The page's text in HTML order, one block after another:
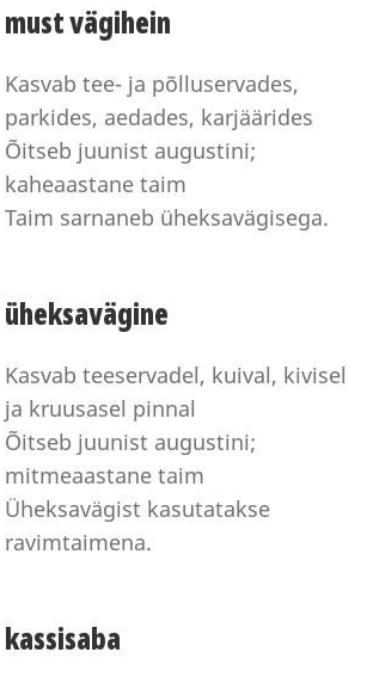
must vägihein
Kasvab tee- ja põlluservades,
parkides, aedades, karjäärides
Õitseb juunist augustini;
kaheaastane taim
Taim sarnaneb üheksavägisega.
üheksavägine
Kasvab teeservadel, kuival, kivisel
ja kruusasel pinnal
Õitseb juunist augustini;
mitmeaastane taim
Üheksavägist kasutatakse
ravimtaimena.
kassisaba